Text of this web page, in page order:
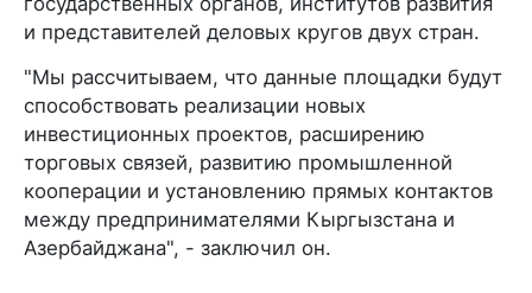
и представителей деловых кругов двух стран.
"Мы рассчитываем, что данные площадки будут
способствовать реализации новых
инвестиционных проектов, расширению
торговых связей, развитию промышленной
кооперации и установлению прямых контактов
между предпринимателями Кыргызстана и
Азербайджана", - заключил он.